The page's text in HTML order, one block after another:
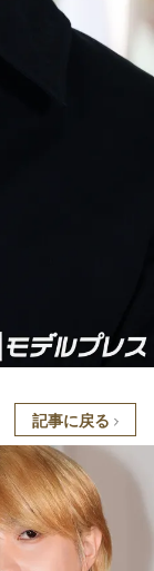
記事に戻る